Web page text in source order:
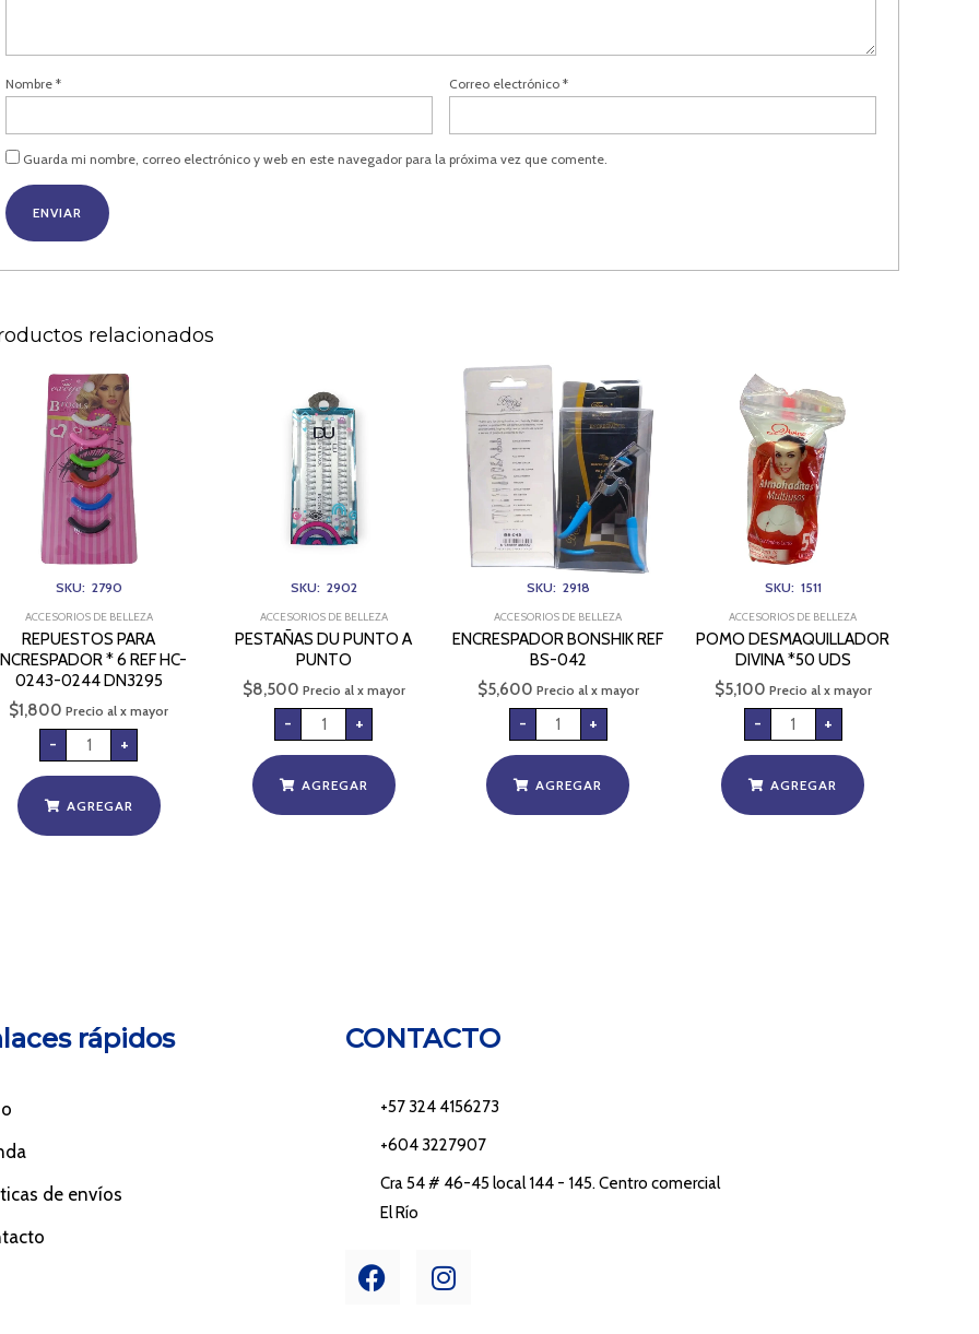
Nombre* Correo electrónico*
Guarda mi nombre, correo electrónico y web en este navegador para la próxima vez que comente.
relacionados
SKU: 2790
ACCESORIOS DE BELLEZA
REPUESTOS PARA
* 6 REF HC-
0243-0244 DN3295
$1,800 Precio al x mayor
-
PARA
ENCRESPADOR
*
6
REF
HC-
0243-
0244
DN3295
cantidad
+
AGREGAR
SKU: 2902
ACCESORIOS DE BELLEZA
PESTAÑAS DU PUNTO A
PUNTO
$8,500 Precio al x mayor
-
PUNTO
A
PUNTO
cantidad
+
AGREGAR
SKU: 2918
ACCESORIOS DE BELLEZA
ENCRESPADOR BONSHIK REF
BS-042
$5,600 Precio al x mayor
-
ENCRESPADOR
BONSHIK
042
cantidad
+
AGREGAR
SKU: 1511
ACCESORIOS DE BELLEZA
POMO DESMAQUILLADOR
DIVINA *50 UDS
$5,100 Precio al x mayor
-
DESMAQUILLADOR
DIVINA
*50
UDS
cantidad
+
AGREGAR
rápidos
de envíos
CONTACTO
+57 324 4156273
+604 3227907
Cra 54 # 46-45 local 144 - 145. Centro comercial
El Río
F
a
I
n